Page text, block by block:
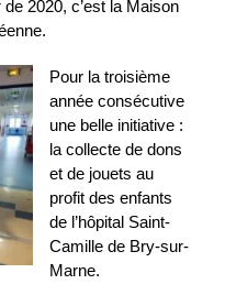
2020, c’est la Maison
Pour la troisième
année consécutive
une belle initiative :
la collecte de dons
et de jouets au
profit des enfants
de l’hôpital Saint-
Camille de Bry-sur-
Marne.